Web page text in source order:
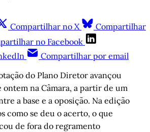
Compartilhar no X
Compartilhar
no Facebook
Compartilhar por email
do Plano Diretor avançou
ontem na Câmara, a partir de um
a base e a oposição. Na edição
como se deu o acerto, o que
de fora do regramento